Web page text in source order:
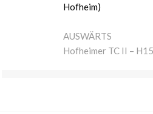
Hofheim)
AUSWÄRTS
Hofheimer TC II – H15